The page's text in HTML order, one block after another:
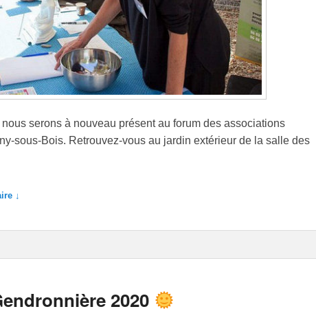
serons à nouveau présent au forum des associations
sous-Bois. Retrouvez-vous au jardin extérieur de la salle des
↓
2020